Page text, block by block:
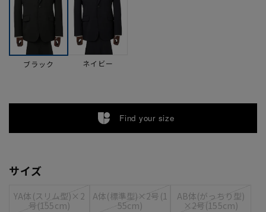
ブラック ネイビー
Find your size
サイズ
YA体(スリム型)×2
号(155cm)
A体(標準型)×2号(1
55cm)
AB体(がっちり型)
×2号(155cm)